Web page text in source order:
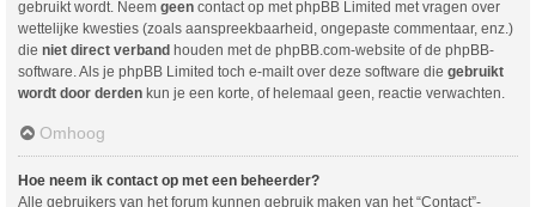
gebruikt wordt. Neem geen contact op met phpBB Limited met vragen over
wettelijke kwesties (zoals aanspreekbaarheid, ongepaste commentaar, enz.)
die niet direct verband houden met de phpBB.com-website of de phpBB-
software. Als je phpBB Limited toch e-mailt over deze software die gebruikt
wordt door derden kun je een korte, of helemaal geen, reactie verwachten.
Omhoog
Hoe neem ik contact op met een beheerder?
Alle gebruikers van het forum kunnen gebruik maken van het “Contact”-